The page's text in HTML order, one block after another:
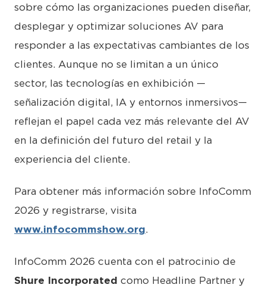
sobre cómo las organizaciones pueden diseñar,
desplegar y optimizar soluciones AV para
responder a las expectativas cambiantes de los
clientes. Aunque no se limitan a un único
sector, las tecnologías en exhibición —
señalización digital, IA y entornos inmersivos—
reflejan el papel cada vez más relevante del AV
en la definición del futuro del retail y la
experiencia del cliente.
Para obtener más información sobre InfoComm
2026 y registrarse, visita
www.infocommshow.org.
InfoComm 2026 cuenta con el patrocinio de
Shure Incorporated como Headline Partner y